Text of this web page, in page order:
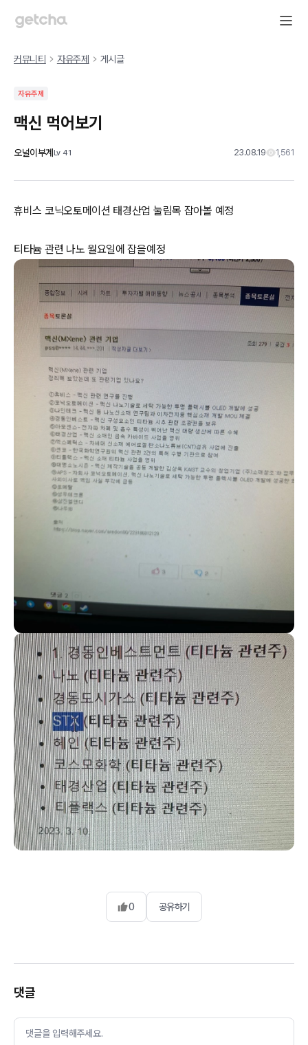
커뮤니티 자유주제 게시글
자유주제
맥신 먹어보기
오널이부계 Lv41 23.08.19 1,561
휴비스 코닉오토메이션 태경산업 눌림목 잡아볼 예정
티타늄 관련 나노 월요일에 잡을예정
0 공유하기
댓글
댓글을 입력해주세요.